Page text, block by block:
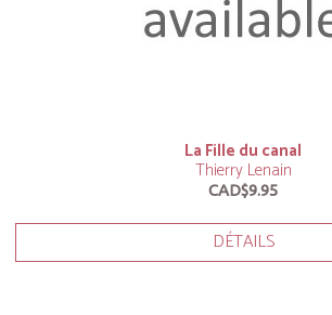
La Fille du canal
Thierry Lenain
CAD$9.95
DÉTAILS